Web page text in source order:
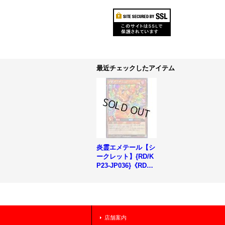
最近チェックしたアイテム
炎霊エメテール【シ
ークレット】{RD/K
P23-JP036}《RDモ
店舗案内